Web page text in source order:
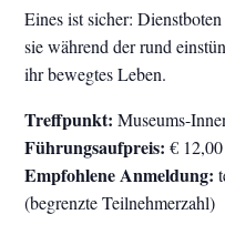
Eines ist sicher:
sie während der rund
ihr bewegtes Leben.
Treffpunkt: Museums-
Führungsaufpreis: €
Empfohlene Anmeldung:
(begrenzte Teilnehmerzahl)